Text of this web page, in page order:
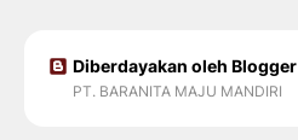
Diberdayakan oleh Blogger
PT. BARANITA MAJU MANDIRI